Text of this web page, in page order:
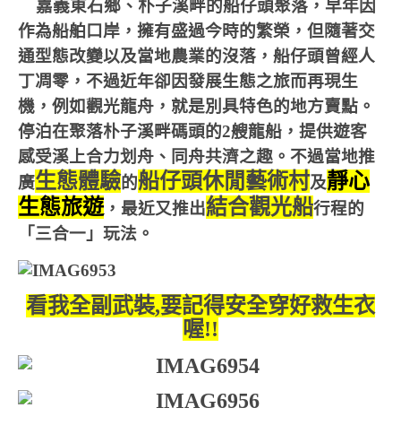
嘉義東石鄉、朴子溪畔的船仔頭聚落，早年因
作為船舶口岸，擁有盛過今時的繁榮，但隨著交
通型態改變以及當地農業的沒落，船仔頭曾經人
丁凋零，不過近年卻因發展生態之旅而再現生
機，例如觀光龍舟，就是別具特色的地方賣點。
停泊在聚落朴子溪畔碼頭的2艘龍船，提供遊客
感受溪上合力划舟、同舟共濟之趣。不過當地推
廣生態體驗的船仔頭休閒藝術村及靜心
生態旅遊 ，最近又推出結合觀光船行程的
「三合一」玩法。
看我全副武裝,要記得安全穿好救生衣
喔!!